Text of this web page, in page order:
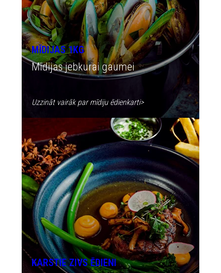
MĪDIJAS 1KG
Mīdijas jebkurai gaumei
Uzzināt vairāk par mīdiju ēdienkarti>
KARSTIE ZIVS ĒDIENI